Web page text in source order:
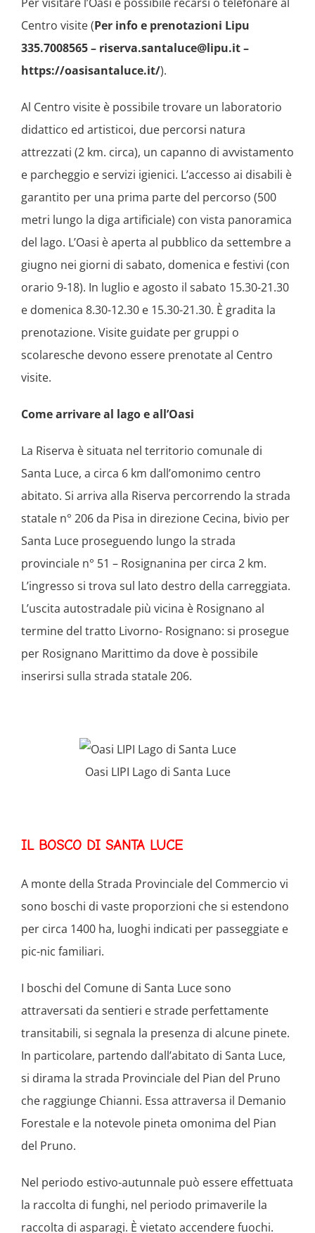
Centro visite (Per info e prenotazioni Lipu
335.7008565 – riserva.santaluce@lipu.it –
https://oasisantaluce.it/).
Al Centro visite è possibile trovare un laboratorio
didattico ed artisticoi, due percorsi natura
attrezzati (2 km. circa), un capanno di avvistamento
e parcheggio e servizi igienici. L’accesso ai disabili è
garantito per una prima parte del percorso (500
metri lungo la diga artificiale) con vista panoramica
del lago. L’Oasi è aperta al pubblico da settembre a
giugno nei giorni di sabato, domenica e festivi (con
orario 9-18). In luglio e agosto il sabato 15.30-21.30
e domenica 8.30-12.30 e 15.30-21.30. È gradita la
prenotazione. Visite guidate per gruppi o
scolaresche devono essere prenotate al Centro
visite.
Come arrivare al lago e all’Oasi
La Riserva è situata nel territorio comunale di
Santa Luce, a circa 6 km dall’omonimo centro
abitato. Si arriva alla Riserva percorrendo la strada
statale n° 206 da Pisa in direzione Cecina, bivio per
Santa Luce proseguendo lungo la strada
provinciale n° 51 – Rosignanina per circa 2 km.
L’ingresso si trova sul lato destro della carreggiata.
L’uscita autostradale più vicina è Rosignano al
termine del tratto Livorno- Rosignano: si prosegue
per Rosignano Marittimo da dove è possibile
inserirsi sulla strada statale 206.
Oasi LIPI Lago di Santa Luce
IL BOSCO DI SANTA LUCE
A monte della Strada Provinciale del Commercio vi
sono boschi di vaste proporzioni che si estendono
per circa 1400 ha, luoghi indicati per passeggiate e
pic-nic familiari.
I boschi del Comune di Santa Luce sono
attraversati da sentieri e strade perfettamente
transitabili, si segnala la presenza di alcune pinete.
In particolare, partendo dall’abitato di Santa Luce,
si dirama la strada Provinciale del Pian del Pruno
che raggiunge Chianni. Essa attraversa il Demanio
Forestale e la notevole pineta omonima del Pian
del Pruno.
Nel periodo estivo-autunnale può essere effettuata
la raccolta di funghi, nel periodo primaverile la
raccolta di asparagi. È vietato accendere fuochi.